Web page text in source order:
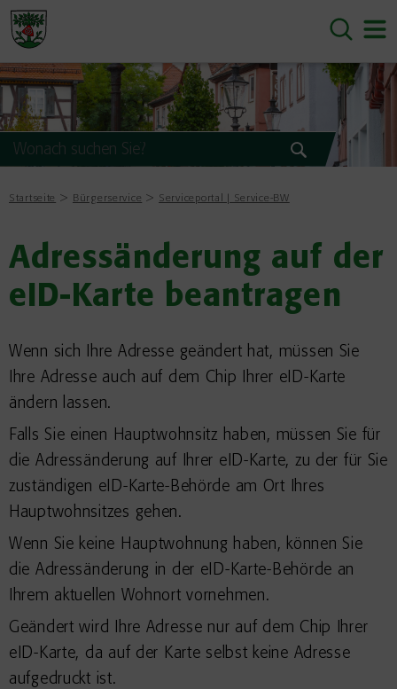
Startseite Bürgerservice Serviceportal | Service-BW
Adressänderung auf der
eID-Karte beantragen
Wenn sich Ihre Adresse geändert hat, müssen Sie
Ihre Adresse auch auf dem Chip Ihrer eID-Karte
ändern lassen.
Falls Sie einen Hauptwohnsitz haben, müssen Sie für
die Adressänderung auf Ihrer eID-Karte, zu der für Sie
zuständigen eID-Karte-Behörde am Ort Ihres
Hauptwohnsitzes gehen.
Wenn Sie keine Hauptwohnung haben, können Sie
die Adressänderung in der eID-Karte-Behörde an
Ihrem aktuellen Wohnort vornehmen.
Geändert wird Ihre Adresse nur auf dem Chip Ihrer
eID-Karte, da auf der Karte selbst keine Adresse
aufgedruckt ist.